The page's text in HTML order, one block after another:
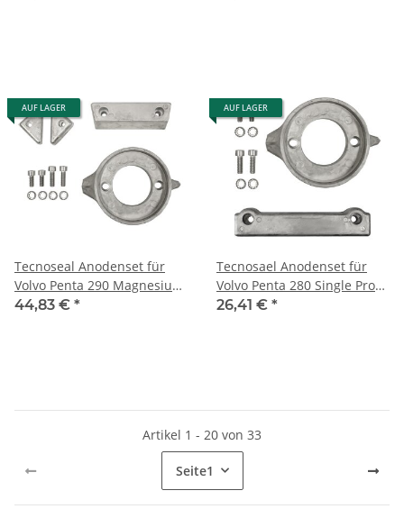
AUF LAGER
Tecnoseal Anodenset für
Volvo Penta 290 Magnesium
komplett single Prop
44,83 € *
AUF LAGER
Tecnosael Anodenset für
Volvo Penta 280 Single Prop
Aluminium
26,41 € *
Artikel 1 - 20 von 33
Seite1